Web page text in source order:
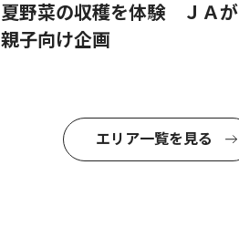
夏野菜の収穫を体験 ＪＡが
親子向け企画
エリア一覧を見る